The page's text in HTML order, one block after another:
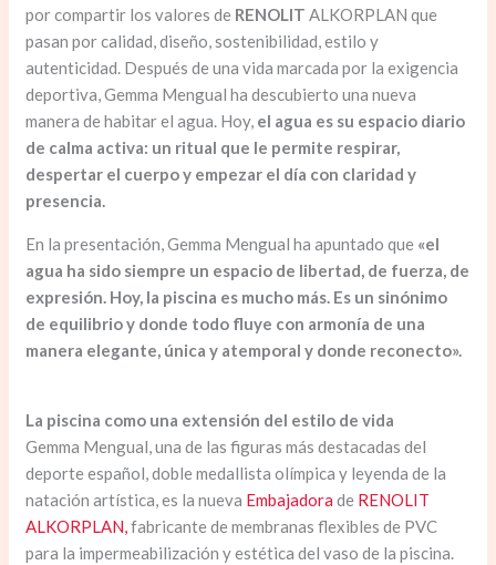
por compartir los valores de RENOLIT ALKORPLAN que
pasan por calidad, diseño, sostenibilidad, estilo y
autenticidad. Después de una vida marcada por la exigencia
deportiva, Gemma Mengual ha descubierto una nueva
manera de habitar el agua. Hoy, el agua es su espacio diario
de calma activa: un ritual que le permite respirar,
despertar el cuerpo y empezar el día con claridad y
presencia.
En la presentación, Gemma Mengual ha apuntado que «el
agua ha sido siempre un espacio de libertad, de fuerza, de
expresión. Hoy, la piscina es mucho más. Es un sinónimo
de equilibrio y donde todo fluye con armonía de una
manera elegante, única y atemporal y donde reconecto».
La piscina como una extensión del estilo de vida
Gemma Mengual, una de las figuras más destacadas del
deporte español, doble medallista olímpica y leyenda de la
natación artística, es la nueva Embajadora de RENOLIT
ALKORPLAN,fabricante de membranas flexibles de PVC
para la impermeabilización y estética del vaso de la piscina.